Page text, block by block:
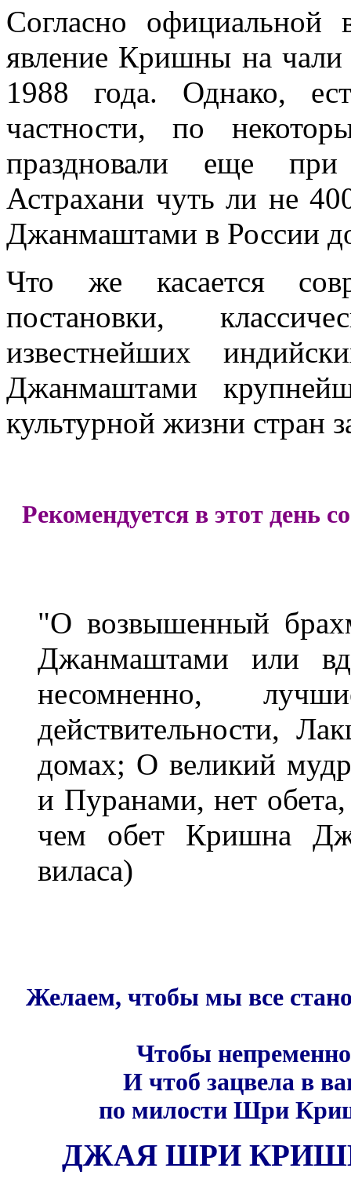
Согласно официальной
явление Кришны на чали
1988 года. Однако,
частности, по
праздновали еще
Астрахани чуть ли не
Джанмаштами в России
Что же касается
постановки,
известнейших
Джанмаштами
культурной жизни стран
Рекомендуется в этот день
"О возвышенный
Джанмаштами или
несомненно,
действительности,
домах; О великий
и Пуранами, нет
чем обет Кришна
виласа)
Желаем, чтобы мы все
Чтобы
И чтоб зацвела в
по милости Шри
ДЖАЯ ШРИ